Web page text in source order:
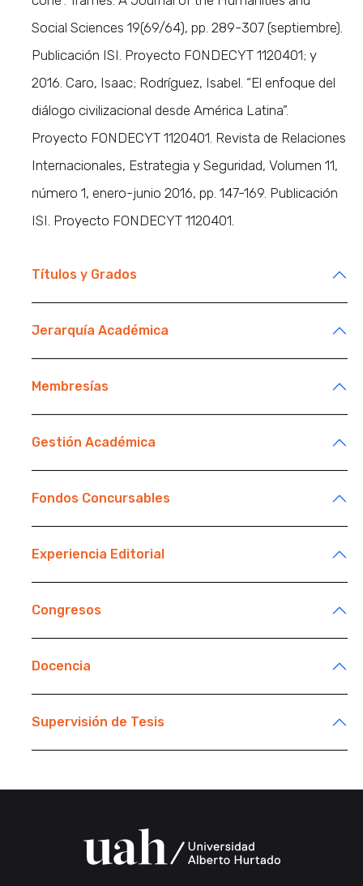
Social Sciences 19(69/64), pp. 289-307 (septiembre).
Publicación ISI. Proyecto FONDECYT 1120401; y
2016. Caro, Isaac; Rodríguez, Isabel. “El enfoque del
diálogo civilizacional desde América Latina”.
Proyecto FONDECYT 1120401. Revista de Relaciones
Internacionales, Estrategia y Seguridad, Volumen 11,
número 1, enero-junio 2016, pp. 147-169. Publicación
ISI. Proyecto FONDECYT 1120401.
Títulos y Grados
Jerarquía Académica
Membresías
Gestión Académica
Fondos Concursables
Experiencia Editorial
Congresos
Docencia
Supervisión de Tesis